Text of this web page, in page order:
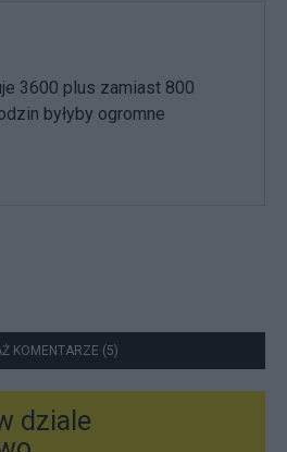
3600 plus zamiast 800
byłyby ogromne
KOMENTARZE (5)
dziale